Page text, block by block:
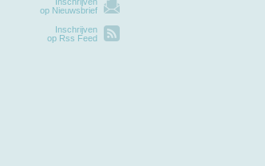
op Nieuwsbrief
Inschrijven
op Rss Feed